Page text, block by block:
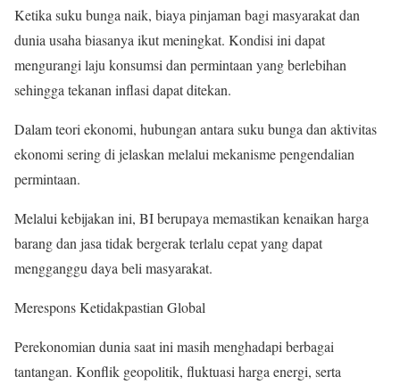
Ketika suku bunga naik, biaya pinjaman bagi masyarakat dan
dunia usaha biasanya ikut meningkat. Kondisi ini dapat
mengurangi laju konsumsi dan permintaan yang berlebihan
sehingga tekanan inflasi dapat ditekan.
Dalam teori ekonomi, hubungan antara suku bunga dan aktivitas
ekonomi sering di jelaskan melalui mekanisme pengendalian
permintaan.
Melalui kebijakan ini, BI berupaya memastikan kenaikan harga
barang dan jasa tidak bergerak terlalu cepat yang dapat
mengganggu daya beli masyarakat.
Merespons Ketidakpastian Global
Perekonomian dunia saat ini masih menghadapi berbagai
tantangan. Konflik geopolitik, fluktuasi harga energi, serta